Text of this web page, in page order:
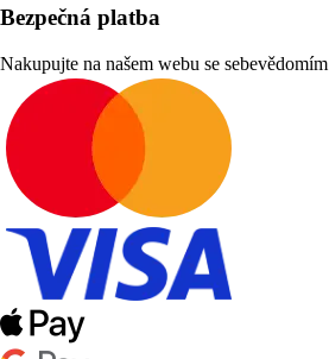
Bezpečná platba
Nakupujte na našem webu se sebevědomím